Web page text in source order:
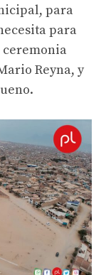
para
para
ceremonia
Reyna, y